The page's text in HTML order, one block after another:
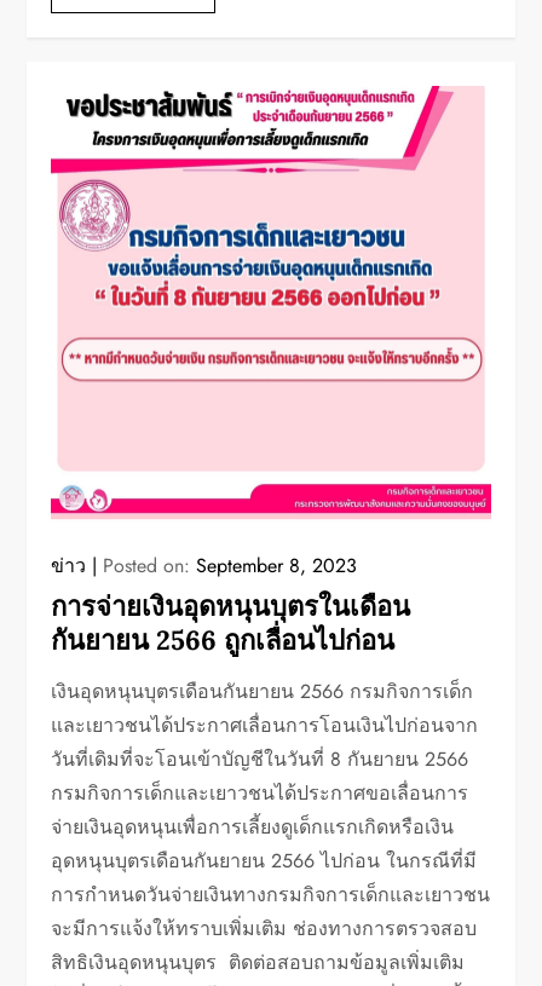
ข่าว Posted on:September 8, 2023
การจ่ายเงินอุดหนุนบุตรในเดือน
กันยายน 2566 ถูกเลื่อนไปก่อน
เงินอุดหนุนบุตรเดือนกันยายน 2566 กรมกิจการเด็ก
และเยาวชนได้ประกาศเลื่อนการโอนเงินไปก่อนจาก
วันที่เดิมที่จะโอนเข้าบัญชีในวันที่ 8 กันยายน 2566
กรมกิจการเด็กและเยาวชนได้ประกาศขอเลื่อนการ
จ่ายเงินอุดหนุนเพื่อการเลี้ยงดูเด็กแรกเกิดหรือเงิน
อุดหนุนบุตรเดือนกันยายน 2566 ไปก่อน ในกรณีที่มี
การกำหนดวันจ่ายเงินทางกรมกิจการเด็กและเยาวชน
จะมีการแจ้งให้ทราบเพิ่มเติม ช่องทางการตรวจสอบ
สิทธิเงินอุดหนุนบุตร ติดต่อสอบถามข้อมูลเพิ่มเติม